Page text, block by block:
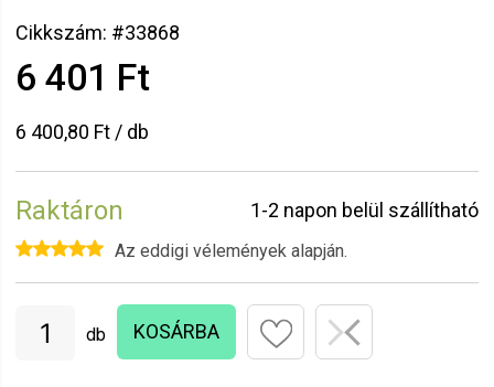
Cikkszám: #33868
6 401 Ft
6 400,80 Ft / db
Raktáron 1-2 napon belül szállítható
Az eddigi vélemények alapján.
db KOSÁRBA